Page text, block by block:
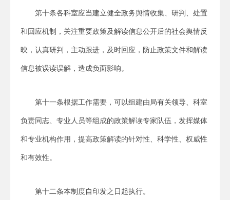
第十条各科室应当建立健全政务舆情收集、研判、处置
和回应机制，关注重要政策及解读信息公开后的社会舆情反
映，认真研判，主动跟进，及时回应，防止政策文件和解读
信息被误读误解，造成负面影响。
第十一条根据工作需要，可以组建由局有关领导、科室
负责同志、专业人员等组成的政策解读专家队伍，发挥媒体
和专业机构作用，提高政策解读的针对性、科学性、权威性
和有效性。
第十二条本制度自印发之日起执行。